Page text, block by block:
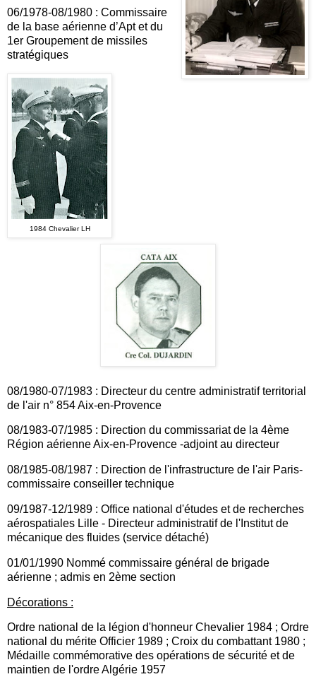
06/1978-08/1980 : Commissaire
de la base aérienne d’Apt et du
1er Groupement de missiles
stratégiques
1984 Chevalier LH
08/1980-07/1983 : Directeur du centre administratif territorial
de l'air n° 854 Aix-en-Provence
08/1983-07/1985 : Direction du commissariat de la 4ème
Région aérienne Aix-en-Provence -adjoint au directeur
08/1985-08/1987 : Direction de l'infrastructure de l'air Paris-
commissaire conseiller technique
09/1987-12/1989 : Office national d'études et de recherches
aérospatiales Lille - Directeur administratif de l'Institut de
mécanique des fluides (service détaché)
01/01/1990 Nommé commissaire général de brigade
aérienne ; admis en 2ème section
Décorations :
Ordre national de la légion d'honneur Chevalier 1984 ; Ordre
national du mérite Officier 1989 ; Croix du combattant 1980 ;
Médaille commémorative des opérations de sécurité et de
maintien de l'ordre Algérie 1957